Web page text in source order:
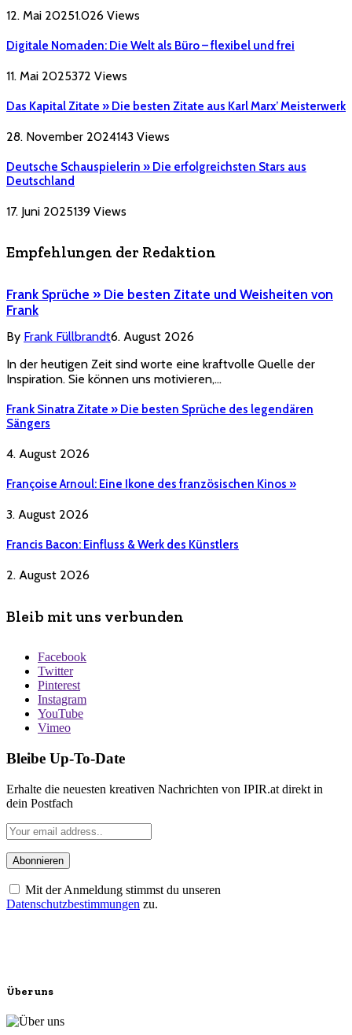
12. Mai 20251.026 Views
Digitale Nomaden: Die Welt als Büro – flexibel und frei
11. Mai 2025372 Views
Das Kapital Zitate » Die besten Zitate aus Karl Marx’ Meisterwerk
28. November 2024143 Views
Deutsche Schauspielerin » Die erfolgreichsten Stars aus
Deutschland
17. Juni 2025139 Views
Empfehlungen der Redaktion
Frank Sprüche » Die besten Zitate und Weisheiten von
Frank
By Frank Füllbrandt6. August 2026
In der heutigen Zeit sind worte eine kraftvolle Quelle der
Inspiration. Sie können uns motivieren,…
Frank Sinatra Zitate » Die besten Sprüche des legendären
Sängers
4. August 2026
Françoise Arnoul: Eine Ikone des französischen Kinos »
3. August 2026
Francis Bacon: Einfluss & Werk des Künstlers
2. August 2026
Bleib mit uns verbunden
Facebook
Twitter
Pinterest
Instagram
YouTube
Vimeo
Bleibe Up-To-Date
Erhalte die neuesten kreativen Nachrichten von IPIR.at direkt in
dein Postfach
Mit der Anmeldung stimmst du unseren
Datenschutzbestimmungen zu.
Über uns